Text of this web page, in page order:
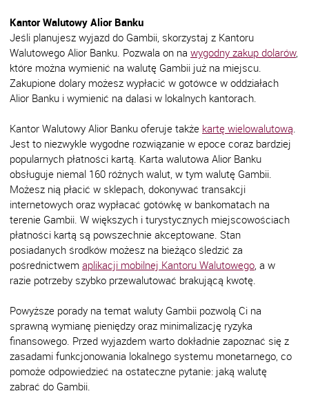
Kantor Walutowy Alior Banku
Jeśli planujesz wyjazd do Gambii, skorzystaj z Kantoru
Walutowego Alior Banku. Pozwala on nawygodny zakup dolarów,
które można wymienić na walutę Gambii już na miejscu.
Zakupione dolary możesz wypłacić w gotówce w oddziałach
Alior Banku i wymienić na dalasi w lokalnych kantorach.
Kantor Walutowy Alior Banku oferuje także kartę wielowalutową.
Jest to niezwykle wygodne rozwiązanie w epoce coraz bardziej
popularnych płatności kartą. Karta walutowa Alior Banku
obsługuje niemal 160 różnych walut, w tym walutę Gambii.
Możesz nią płacić w sklepach, dokonywać transakcji
internetowych oraz wypłacać gotówkę w bankomatach na
terenie Gambii. W większych i turystycznych miejscowościach
płatności kartą są powszechnie akceptowane. Stan
posiadanych środków możesz na bieżąco śledzić za
pośrednictwemaplikacji mobilnej Kantoru Walutowego, a w
razie potrzeby szybko przewalutować brakującą kwotę.
Powyższe porady na temat waluty Gambii pozwolą Ci na
sprawną wymianę pieniędzy oraz minimalizację ryzyka
finansowego. Przed wyjazdem warto dokładnie zapoznać się z
zasadami funkcjonowania lokalnego systemu monetarnego, co
pomoże odpowiedzieć na ostateczne pytanie: jaką walutę
zabrać do Gambii.